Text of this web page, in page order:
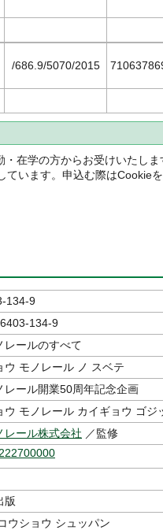
/686.9/5070/2015
・在学の方からお受けいたしま
ています。申込む際はCookie
134-9
134-9
レールのすべて
ウ モノレール ノ スベテ
レール開業50周年記念企画
ウ モノレール カイギョウ ゴ
レール株式会社 ／監修
版
ウショウ シュッパン